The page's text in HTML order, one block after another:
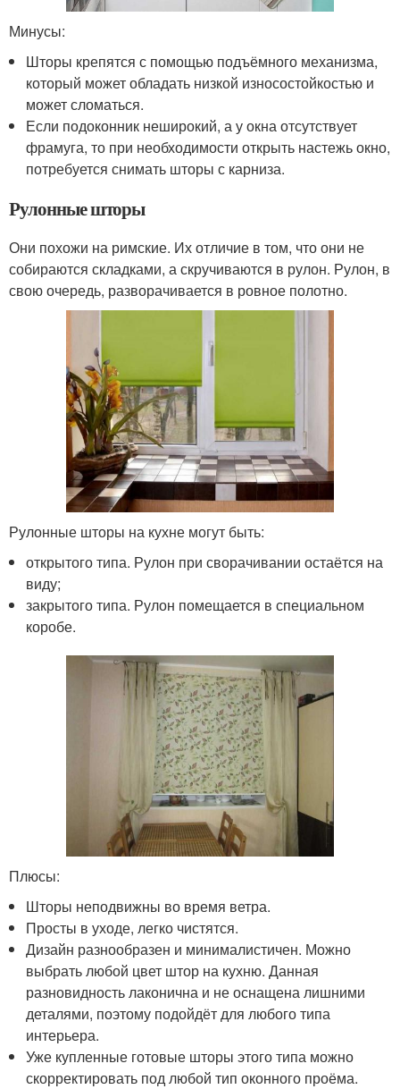
Минусы:
Шторы крепятся с помощью подъёмного механизма,
который может обладать низкой износостойкостью и
может сломаться.
Если подоконник неширокий, а у окна отсутствует
фрамуга, то при необходимости открыть настежь окно,
потребуется снимать шторы с карниза.
Рулонные шторы
Они похожи на римские. Их отличие в том, что они не
собираются складками, а скручиваются в рулон. Рулон, в
свою очередь, разворачивается в ровное полотно.
Рулонные шторы на кухне могут быть:
открытого типа. Рулон при сворачивании остаётся на
виду;
закрытого типа. Рулон помещается в специальном
коробе.
Плюсы:
Шторы неподвижны во время ветра.
Просты в уходе, легко чистятся.
Дизайн разнообразен и минималистичен. Можно
выбрать любой цвет штор на кухню. Данная
разновидность лаконична и не оснащена лишними
деталями, поэтому подойдёт для любого типа
интерьера.
Уже купленные готовые шторы этого типа можно
скорректировать под любой тип оконного проёма.